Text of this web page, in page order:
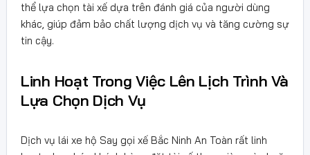
thể lựa chọn tài xế dựa trên đánh giá của người dùng
khác, giúp đảm bảo chất lượng dịch vụ và tăng cường sự
tin cậy.
Linh Hoạt Trong Việc Lên Lịch Trình Và
Lựa Chọn Dịch Vụ
Dịch vụ lái xe hộ Say gọi xế Bắc Ninh An Toàn rất linh